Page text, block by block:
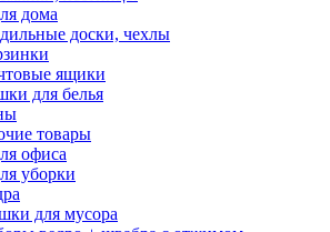
дома
доски, чехлы
ящики
для белья
товары
офиса
уборки
для мусора